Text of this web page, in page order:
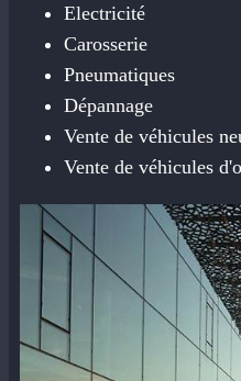
Electricité
Carosserie
Pneumatiques
Dépannage
Vente de véhicules
Vente de véhicules